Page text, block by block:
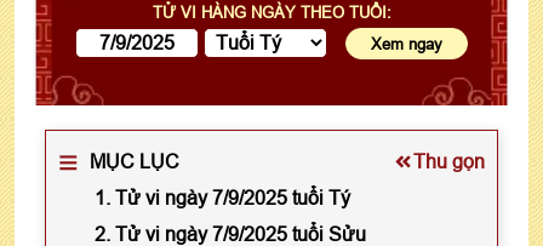
TỬ VI HÀNG NGÀY THEO TUỔI:
MỤC LỤC
Thu gọn
1. Tử vi ngày 7/9/2025 tuổi Tý
2. Tử vi ngày 7/9/2025 tuổi Sửu